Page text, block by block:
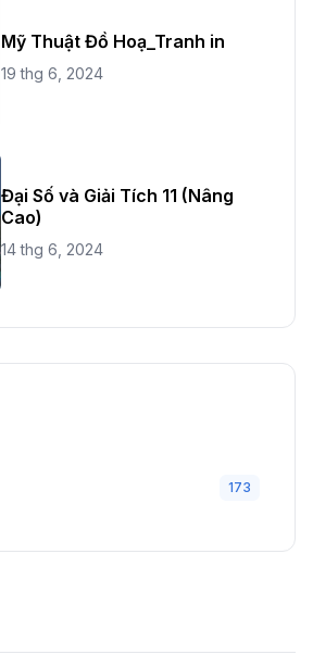
Mỹ Thuật Đồ Hoạ_Tranh in
19 thg 6, 2024
Đại Số và Giải Tích 11 (Nâng
Cao)
14 thg 6, 2024
173